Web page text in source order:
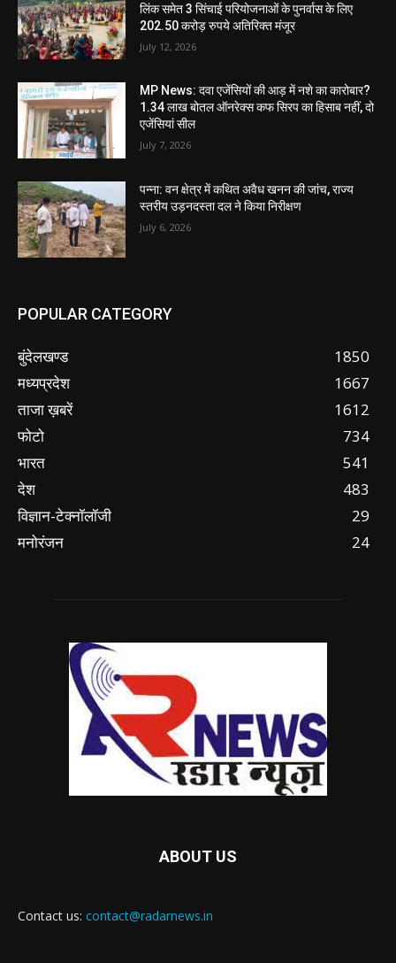
लिंक समेत 3 सिंचाई परियोजनाओं के पुनर्वास के लिए
202.50 करोड़ रुपये अतिरिक्त मंजूर
July 12, 2026
MP News: दवा एजेंसियों की आड़ में नशे का कारोबार?
1.34 लाख बोतल ऑनरेक्स कफ सिरप का हिसाब नहीं, दो
एजेंसियां सील
July 7, 2026
पन्ना: वन क्षेत्र में कथित अवैध खनन की जांच, राज्य
स्तरीय उड़नदस्ता दल ने किया निरीक्षण
July 6, 2026
POPULAR CATEGORY
बुंदेलखण्ड
1850
मध्यप्रदेश
1667
ताजा ख़बरें
1612
फोटो
734
भारत
541
देश
483
विज्ञान-टेक्नॉलॉजी
29
मनोरंजन
24
ABOUT US
Contact us: contact@radarnews.in